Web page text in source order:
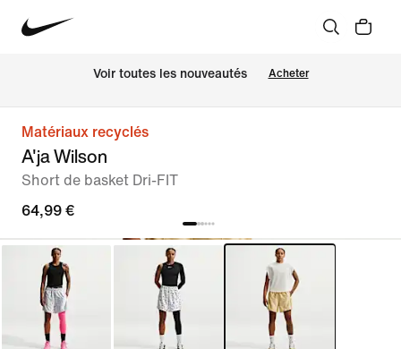
Voir toutes les nouveautés Acheter
Matériaux recyclés
A'ja Wilson
Short de basket Dri-FIT
64,99 €